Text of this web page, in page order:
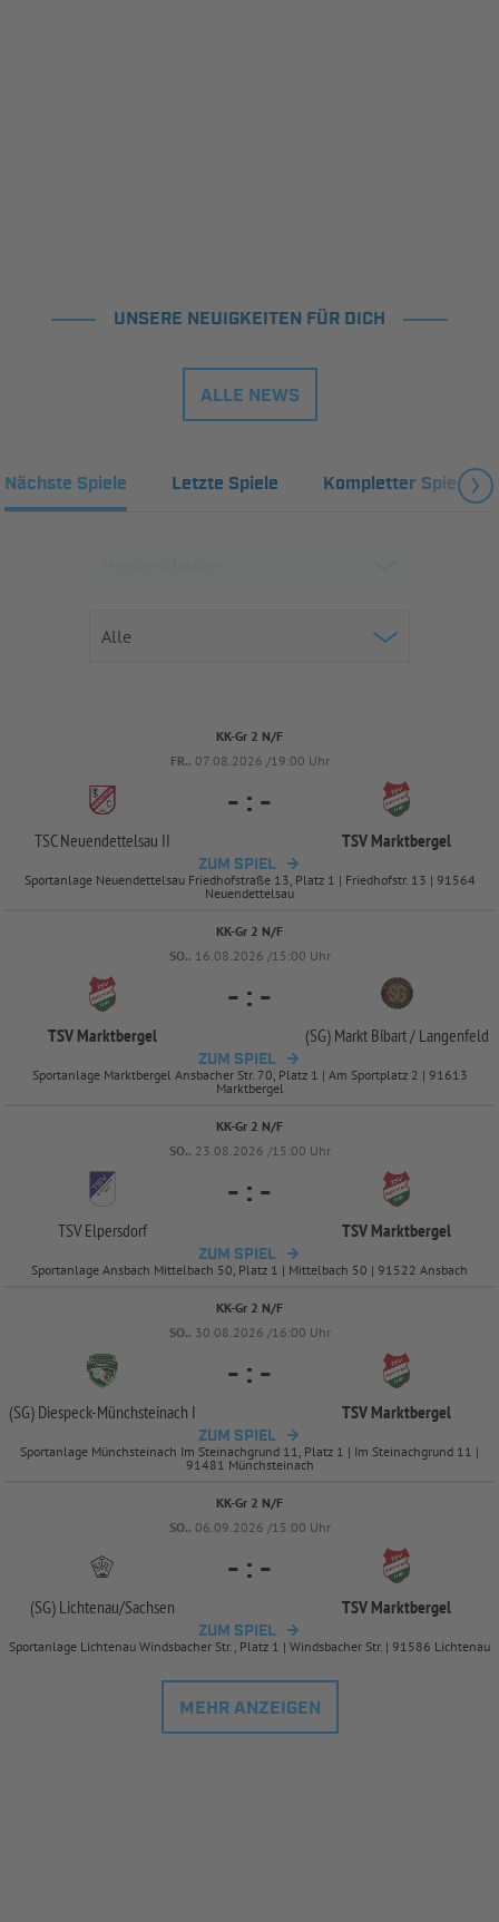
UNSERE NEUIGKEITEN FÜR DICH
ALLE NEWS
Nächste Spiele Letzte Spiele Kompletter Spielplan
KK-Gr 2 N/F
FR.. 07.08.2026 /19:00 Uhr
TSC Neuendettelsau II
- : -
TSV Marktbergel
ZUM SPIEL
Sportanlage Neuendettelsau Friedhofstraße 13, Platz 1 | Friedhofstr. 13 | 91564
Neuendettelsau
KK-Gr 2 N/F
SO.. 16.08.2026 /15:00 Uhr
TSV Marktbergel
- : -
(SG) Markt Bibart /Langenfeld
ZUM SPIEL
Sportanlage Marktbergel Ansbacher Str. 70, Platz 1 | Am Sportplatz 2 | 91613
Marktbergel
KK-Gr 2 N/F
SO.. 23.08.2026 /15:00 Uhr
TSV Elpersdorf
- : -
TSV Marktbergel
ZUM SPIEL
Sportanlage Ansbach Mittelbach 50, Platz 1 | Mittelbach 50 | 91522 Ansbach
KK-Gr 2 N/F
SO.. 30.08.2026 /16:00 Uhr
(SG) Diespeck-Münchsteinach I
- : -
TSV Marktbergel
ZUM SPIEL
Sportanlage Münchsteinach Im Steinachgrund 11, Platz 1 | Im Steinachgrund 11 |
91481 Münchsteinach
KK-Gr 2 N/F
SO.. 06.09.2026 /15:00 Uhr
(SG) Lichtenau/Sachsen
- : -
TSV Marktbergel
ZUM SPIEL
Sportanlage Lichtenau Windsbacher Str., Platz 1 | Windsbacher Str. | 91586 Lichtenau
MEHR ANZEIGEN